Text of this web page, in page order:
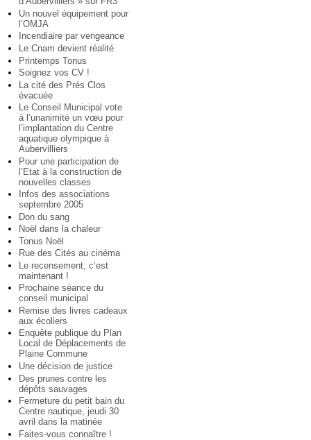
Un nouvel équipement pour
l’OMJA
Incendiaire par vengeance
Le Cnam devient réalité
Printemps Tonus
Soignez vos CV !
La cité des Prés Clos
évacuée
Le Conseil Municipal vote
à l’unanimité un vœu pour
l’implantation du Centre
aquatique olympique à
Aubervilliers
Pour une participation de
l’Etat à la construction de
nouvelles classes
Infos des associations
septembre 2005
Don du sang
Noël dans la chaleur
Tonus Noël
Rue des Cités au cinéma
Le recensement, c’est
maintenant !
Prochaine séance du
conseil municipal
Remise des livres cadeaux
aux écoliers
Enquête publique du Plan
Local de Déplacements de
Plaine Commune
Une décision de justice
Des prunes contre les
dépôts sauvages
Fermeture du petit bain du
Centre nautique, jeudi 30
avril dans la matinée
Faites-vous connaître !